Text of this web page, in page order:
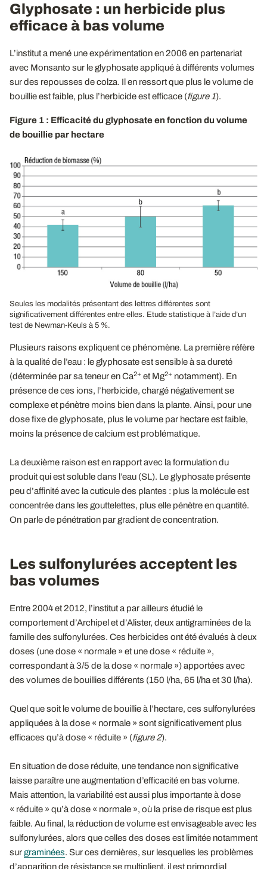
Glyphosate : un herbicide plus
efficace à bas volume
L’institut a mené une expérimentation en 2006 en partenariat
avec Monsanto sur le glyphosate appliqué à différents volumes
sur des repousses de colza. Il en ressort que plus le volume de
bouillie est faible, plus l’herbicide est efficace (figure 1).
Figure 1 : Efficacité du glyphosate en fonction du volume
de bouillie par hectare
Seules les modalités présentant des lettres différentes sont
significativement différentes entre elles. Etude statistique à l’aide d’un
test de Newman-Keuls à 5 %.
Plusieurs raisons expliquent ce phénomène. La première réfère
à la qualité de l’eau : le glyphosate est sensible à sa dureté
(déterminée par sa teneur en Ca2+ et Mg2+ notamment). En
présence de ces ions, l’herbicide, chargé négativement se
complexe et pénètre moins bien dans la plante. Ainsi, pour une
dose fixe de glyphosate, plus le volume par hectare est faible,
moins la présence de calcium est problématique.
La deuxième raison est en rapport avec la formulation du
produit qui est soluble dans l’eau (SL). Le glyphosate présente
peu d’affinité avec la cuticule des plantes : plus la molécule est
concentrée dans les gouttelettes, plus elle pénètre en quantité.
On parle de pénétration par gradient de concentration.
Les sulfonylurées acceptent les
bas volumes
Entre 2004 et 2012, l’institut a par ailleurs étudié le
comportement d’Archipel et d’Alister, deux antigraminées de la
famille des sulfonylurées. Ces herbicides ont été évalués à deux
doses (une dose « normale » et une dose « réduite »,
correspondant à 3/5 de la dose « normale ») apportées avec
des volumes de bouillies différents (150 l/ha, 65 l/ha et 30 l/ha).
Quel que soit le volume de bouillie à l’hectare, ces sulfonylurées
appliquées à la dose « normale » sont significativement plus
efficaces qu’à dose « réduite » (figure 2).
En situation de dose réduite, une tendance non significative
laisse paraître une augmentation d’efficacité en bas volume.
Mais attention, la variabilité est aussi plus importante à dose
« réduite » qu’à dose « normale », où la prise de risque est plus
faible. Au final, la réduction de volume est envisageable avec les
sulfonylurées, alors que celles des doses est limitée notamment
surgraminées. Sur ces dernières, sur lesquelles les problèmes
d’apparition de résistance se multiplient, il est primordial